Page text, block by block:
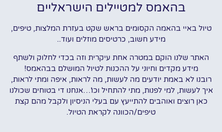
בהאמס למטיילים הישראליים
טיול באיי בהאמה הקסומים בראש שקט בעזרת המלצות, טיפים,
מידע חשוב, כרטיסים מוזלים ועוד..
האתר שלנו הוקם במטרה אחת עיקרית וזה בכדי לחלוק ולשתף
מידע מקדים וחיוני על ההכנות לטיול המושלם בבהאמס!
רובנו לא באמת יודעים מה לעשות, מה לראות, איפה ומתי לראות,
איך לעשות, למי לפנות, מתי להתחיל וכו'…אנחנו די בטוחים שכולנו
כאן רוצים ואוהבים להתייעץ עם בעלי הניסיון ולקבל מהם קצת
טיפים/הכוונה לקראת הטיול.